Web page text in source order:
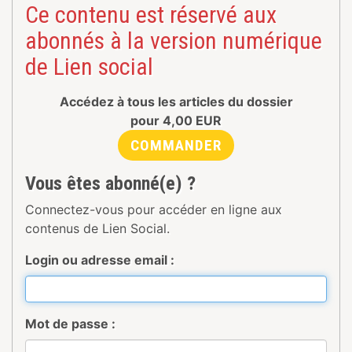
Ce contenu est réservé aux
abonnés à la version numérique
de Lien social
Accédez à tous les articles du dossier
pour 4,00 EUR
COMMANDER
Vous êtes abonné(e) ?
Connectez-vous pour accéder en ligne aux
contenus de Lien Social.
Login ou adresse email :
Mot de passe :